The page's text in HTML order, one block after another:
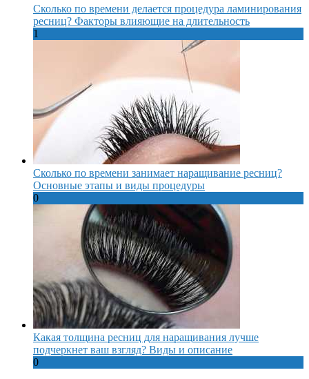
Сколько по времени делается процедура ламинирования
ресниц? Факторы влияющие на длительность
1
Сколько по времени занимает наращивание ресниц?
Основные этапы и виды процедуры
0
Какая толщина ресниц для наращивания лучше
подчеркнет ваш взгляд? Виды и описание
0